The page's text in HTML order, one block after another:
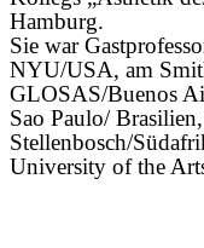
Hamburg.
Sie war
NYU/USA, am
GLOSAS/Buenos
Sao Paulo/
Stellenbosch/
University of the